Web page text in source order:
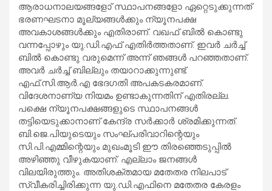
ആരാധനാലയങ്ങളോ് സ്ഥാപനങ്ങളോ ഏറ്റെടുക്കുന്നത്
ഭരണഘടനാ മൂല്യങ്ങള്‍ക്കും ന്യൂനപക്ഷ
അവകാശങ്ങള്‍ക്കും എതിരാണ്. വഖഫ് ബില്‍ കൊണ്ടു
വന്നപ്പോഴും യു.ഡി.എഫ് എതിര്‍ത്തതാണ്. ഇവര്‍ ചര്‍ച്ച്
ബില്‍ കൊണ്ടു വരുമെന്ന് അന്ന് ഞങ്ങള്‍ പറഞ്ഞതാണ്.
അവര്‍ ചര്‍ച്ച് ബില്ലും തയാറാക്കുന്നുണ്ട്.
എഫ്.സി.ആര്‍.എ ഭേദഗതി അപകടകരമാണ്.
വിദേശനാണ്യ നിയമം ഉണ്ടാകുന്നതിന് എതിരല്ല.
പക്ഷെ ന്യൂനപക്ഷങ്ങളുടെ സ്ഥാപനങ്ങള്‍
തട്ടിയെടുക്കാനാണ് കേന്ദ്ര സര്‍ക്കാര്‍ ശ്രമിക്കുന്നത്.
ബി.ജെ.പിയുടെയും സംഘ്പരിവാറിന്റെയും
സി.പി.എമ്മിന്റെയും മുഖംമൂടി ഈ തിരഞ്ഞെടുപ്പില്‍
അഴിഞ്ഞു വീഴുകയാണ്. എല്ലാം ജനങ്ങള്‍
വിലയിരുത്തും. അതിശക്തമായ മതേതര നിലപാട്
സ്വീകരിച്ചിരിക്കുന്ന യു.ഡി.എഫിനെ മതേതര കേരളം